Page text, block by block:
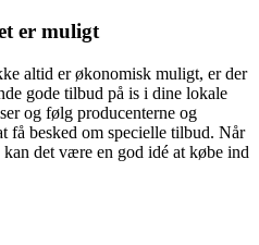
er muligt
altid er økonomisk muligt, er der
gode tilbud på is i dine lokale
og følg producenterne og
få besked om specielle tilbud. Når
det være en god idé at købe ind